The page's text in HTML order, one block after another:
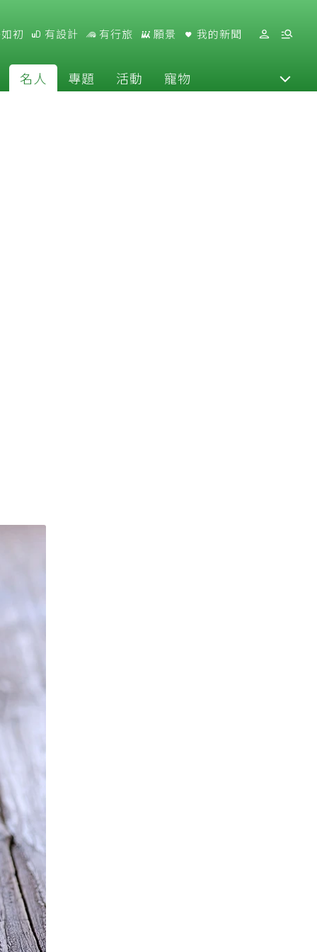
初 有設計 有行旅 願景 我的新聞
名人 專題 活動 寵物